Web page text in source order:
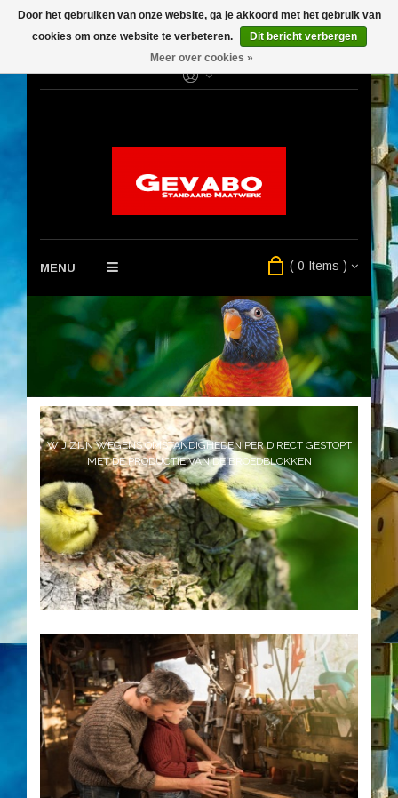
MENU ( 0 Items )
WIJ ZIJN WEGENS OMSTANDIGHEDEN PER DIRECT GESTOPT
MET DE PRODUCTIE VAN DE BROEDBLOKKEN
Door het gebruiken van onze website, ga je akkoord met het gebruik van
cookies om onze website te verbeteren.
Dit bericht verbergen
Meer over cookies »